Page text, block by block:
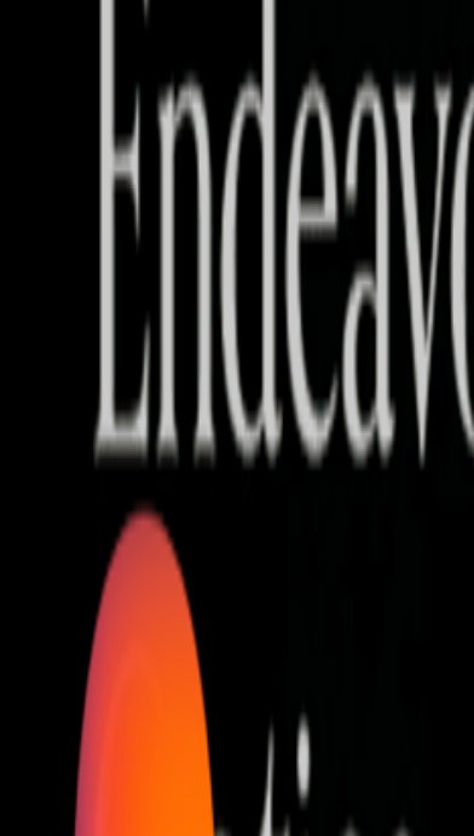
Who we are
AT PARTNERSが提供するファンド・オブ・
オープンイノベーション活動のフロー
詳しく見る
AT PARTNERS3つの強み